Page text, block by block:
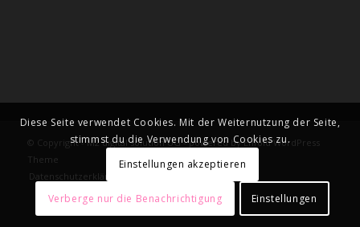
© Copyright -M2 digital solution UG-powered by Enfold WordPress
Theme
Datenschutzerklärung
Diese Seite verwendet Cookies. Mit der Weiternutzung der Seite,
stimmst du die Verwendung von Cookies zu.
Einstellungen akzeptieren
Verberge nur die Benachrichtigung Einstellungen